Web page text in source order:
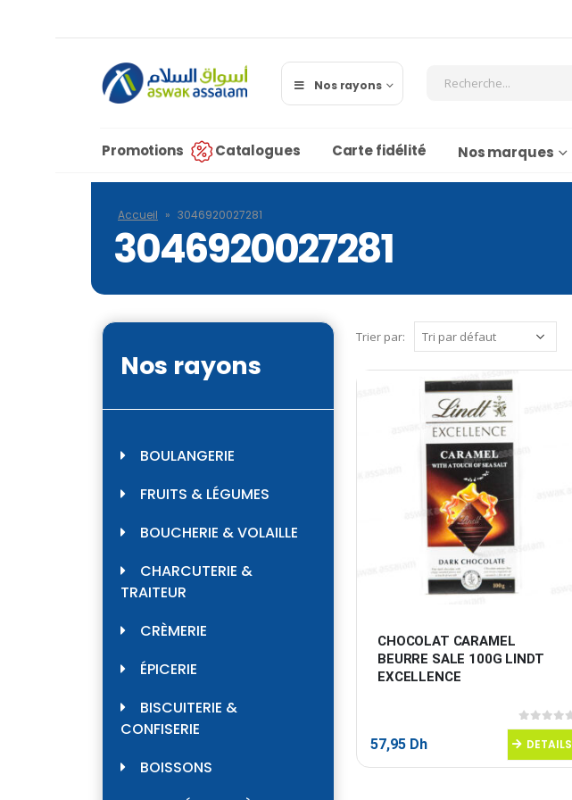
Nos rayons
Promotions Catalogues Carte fidélité Nos marques
Accueil » 3046920027281
3046920027281
Trier par:
CHOCOLAT CARAMEL
BEURRE SALE 100G LINDT
EXCELLENCE
0sur 5
57,95 Dh DETAILS
Nos rayons
BOULANGERIE
FRUITS & LÉGUMES
BOUCHERIE & VOLAILLE
CHARCUTERIE &
TRAITEUR
CRÈMERIE
ÉPICERIE
BISCUITERIE &
CONFISERIE
BOISSONS